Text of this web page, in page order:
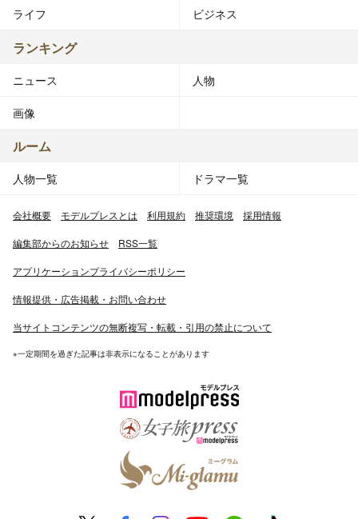
ライフ ビジネス
ランキング
ニュース 人物
画像
ルーム
人物一覧 ドラマ一覧
会社概要 モデルプレスとは 利用規約 推奨環境 採用情報
編集部からのお知らせ RSS一覧
アプリケーションプライバシーポリシー
情報提供・広告掲載・お問い合わせ
当サイトコンテンツの無断複写・転載・引用の禁止について
※一定期間を過ぎた記事は非表示になることがあります